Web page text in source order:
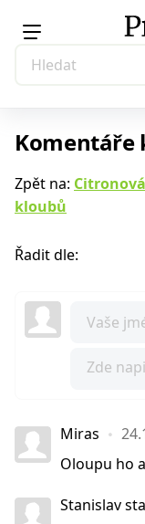
Komentáře
Zpět na:
kloubů
Řadit dle:
Miras
Oloupu ho
Stanislav